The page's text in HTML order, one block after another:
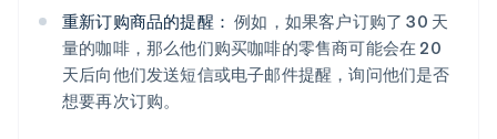
重新订购商品的提醒： 例如，如果客户订购了 30 天
量的咖啡，那么他们购买咖啡的零售商可能会在 20
天后向他们发送短信或电子邮件提醒，询问他们是否
想要再次订购。